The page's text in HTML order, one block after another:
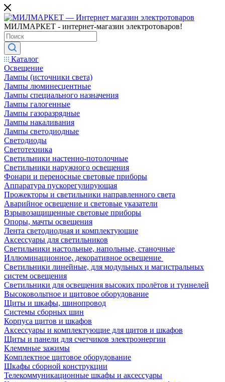
МИЛМАРКЕТ - интернет-магазин электротоваров!
Каталог
Освещение
Лампы (источники света)
Лампы люминесцентные
Лампы специального назначения
Лампы галогенные
Лампы газоразрядные
Лампы накаливания
Лампы светодиодные
Светодиоды
Светотехника
Светильники настенно-потолочные
Светильники наружного освещения
Фонари и переносные световые приборы
Аппаратура пускорегулирующая
Прожекторы и светильники направленного света
Аварийное освещение и световые указатели
Взрывозащищенные световые приборы
Опоры, мачты освещения
Лента светодиодная и комплектующие
Аксессуары для светильников
Светильники настольные, напольные, станочные
Иллюминационное, декоративное освещение
Светильники линейные, для модульных и магистральных
систем освещения
Светильники для освещения высоких пролётов и туннелей
Высоковольтное и щитовое оборудование
Щиты и шкафы, шинопровод
Системы сборных шин
Корпуса щитов и шкафов
Аксессуары и комплектующие для щитов и шкафов
Щиты и панели для счетчиков электроэнергии
Клеммные зажимы
Комплектное щитовое оборудование
Шкафы сборной конструкции
Телекоммуникационные шкафы и аксессуары